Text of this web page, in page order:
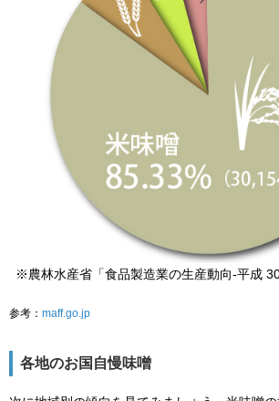
※農林水産省「食品製造業の生産動向-平成
参考： maff.go.jp
各地のお国自慢味噌